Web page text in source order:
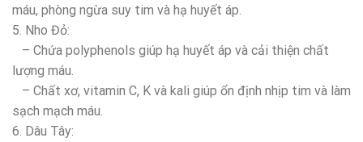
máu, phòng ngừa suy tim và hạ huyết áp.
5. Nho Đỏ:
– Chứa polyphenols giúp hạ huyết áp và cải thiện chất
lượng máu.
– Chất xơ, vitamin C, K và kali giúp ổn định nhịp tim và làm
sạch mạch máu.
6. Dâu Tây: